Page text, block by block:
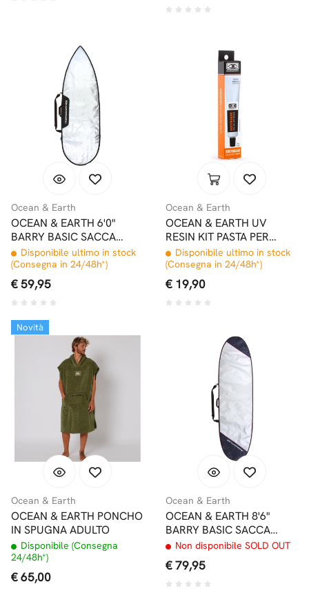
Ocean & Earth
OCEAN & EARTH 6'0"
BARRY BASIC SACCA
SHORTBOARD
Disponibile ultimo in stock
(Consegna in 24/48h*)
€ 59,95
Ocean & Earth
OCEAN & EARTH UV
RESIN KIT PASTA PER
RIPARAZIONI BODYBOARD
Disponibile ultimo in stock
(Consegna in 24/48h*)
€ 19,90
Novità
Ocean & Earth
OCEAN & EARTH PONCHO
IN SPUGNA ADULTO
Disponibile (Consegna
24/48h*)
€ 65,00
Ocean & Earth
OCEAN & EARTH 8'6"
BARRY BASIC SACCA
LONGBOARD
Non disponibile SOLD OUT
€ 79,95